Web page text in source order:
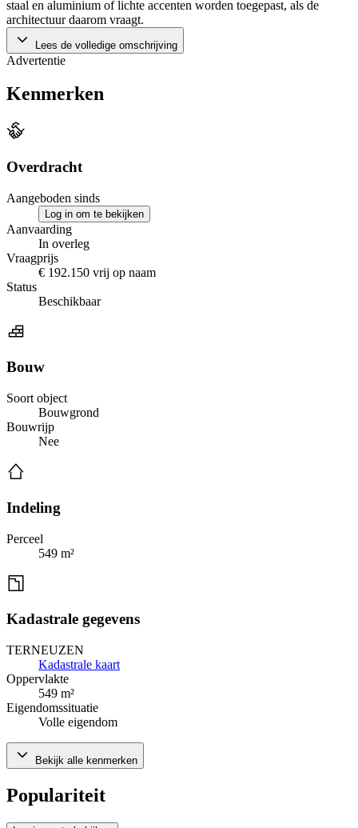
staal en aluminium of lichte accenten worden toegepast, als de
architectuur daarom vraagt.
Lees de volledige omschrijving
Advertentie
Kenmerken
Overdracht
Aangeboden sinds
Log in om te bekijken
Aanvaarding
In overleg
Vraagprijs
€ 192.150 vrij op naam
Status
Beschikbaar
Bouw
Soort object
Bouwgrond
Bouwrijp
Nee
Indeling
Perceel
549 m²
Kadastrale gegevens
TERNEUZEN
Kadastrale kaart
Oppervlakte
549 m²
Eigendomssituatie
Volle eigendom
Bekijk alle kenmerken
Populariteit